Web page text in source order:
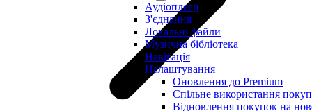
Аудіоплеєр
З'єднання
Локальні файли
Музична бібліотека
Навігація
Налаштування
Оновлення до Premium
Спільне використання
Відновлення покупок на